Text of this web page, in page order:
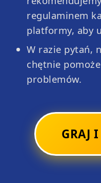
regulaminem
platformy, aby
W razie pytań,
chętnie
problemów.
GRAJ